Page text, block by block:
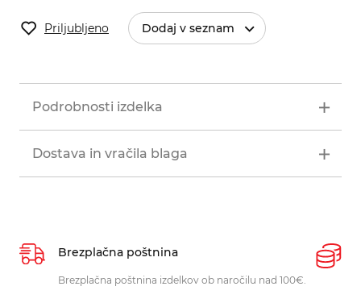
Priljubljeno Dodaj v seznam
Podrobnosti izdelka
Dostava in vračila blaga
Brezplačna poštnina
Brezplačna poštnina izdelkov ob naročilu nad 100€.